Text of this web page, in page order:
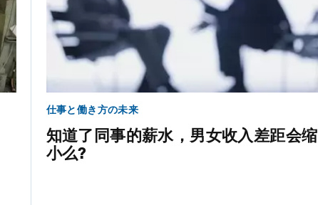
仕事と働き方の未来
知道了同事的薪水，男女收入差距会缩
小么?